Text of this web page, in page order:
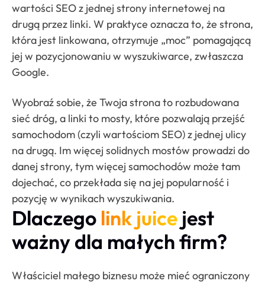
wartości SEO z jednej strony internetowej na
drugą przez linki. W praktyce oznacza to, że strona,
która jest linkowana, otrzymuje „moc” pomagającą
jej w pozycjonowaniu w wyszukiwarce, zwłaszcza
Google.
Wyobraź sobie, że Twoja strona to rozbudowana
sieć dróg, a linki to mosty, które pozwalają przejść
samochodom (czyli wartościom SEO) z jednej ulicy
na drugą. Im więcej solidnych mostów prowadzi do
danej strony, tym więcej samochodów może tam
dojechać, co przekłada się na jej popularność i
pozycję w wynikach wyszukiwania.
Dlaczego link juice jest
ważny dla małych firm?
Właściciel małego biznesu może mieć ograniczony